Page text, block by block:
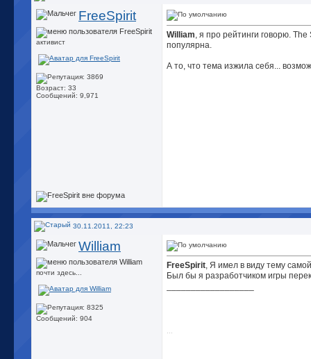
FreeSpirit
активист
Возраст: 33
Сообщений: 9,971
William, я про рейтинги говорю. The
популярна.
А то, что тема изжила себя...
30.11.2011, 22:23
William
почти здесь...
Сообщений: 904
FreeSpirit, Я имел в виду тему
Был бы я разработчиком игры